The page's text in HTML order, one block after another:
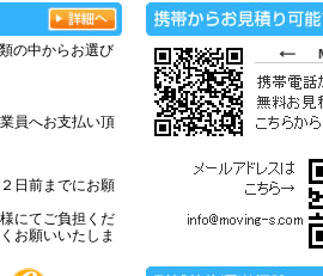
の中からお選び
員へお支払い頂
日前までにお願
にてご負担くだ
お願いいたしま